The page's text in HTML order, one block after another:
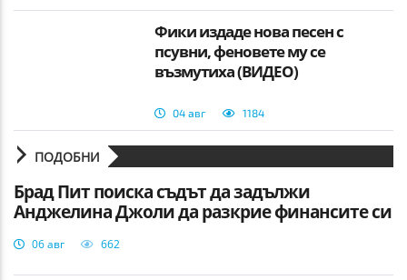
Фики издаде нова песен с
псувни, феновете му се
възмутиха (ВИДЕО)
04 авг 1184
ПОДОБНИ
Брад Пит поиска съдът да задължи
Анджелина Джоли да разкрие финансите си
06 авг 662